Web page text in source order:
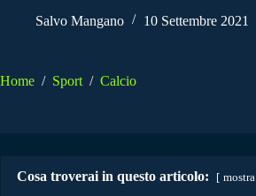
Salvo Mangano 10 Settembre 2021
Home / Sport / Calcio
Cosa troverai in questo articolo: mostra